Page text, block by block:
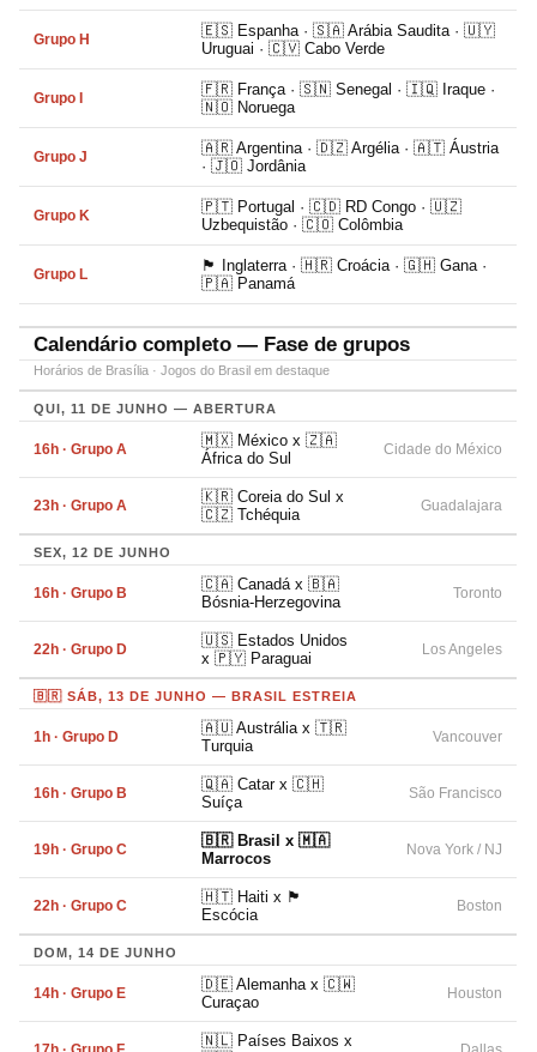
Grupo H
🇪🇸 Espanha · 🇸🇦 Arábia Saudita · 🇺🇾
Uruguai · 🇨🇻 Cabo Verde
Grupo I
🇫🇷 França · 🇸🇳 Senegal · 🇮🇶 Iraque ·
🇳🇴 Noruega
Grupo J
🇦🇷 Argentina · 🇩🇿 Argélia · 🇦🇹 Áustria
· 🇯🇴 Jordânia
Grupo K
🇵🇹 Portugal · 🇨🇩 RD Congo · 🇺🇿
Uzbequistão · 🇨🇴 Colômbia
Grupo L
🏴󠁧󠁢󠁥󠁮󠁧󠁿 Inglaterra · 🇭🇷 Croácia · 🇬🇭 Gana ·
🇵🇦 Panamá
Calendário completo — Fase de grupos
Horários de Brasília · Jogos do Brasil em destaque
QUI, 11 DE JUNHO — ABERTURA
16h · Grupo A
🇲🇽 México x 🇿🇦
África do Sul
Cidade do México
23h · Grupo A
🇰🇷 Coreia do Sul x
🇨🇿 Tchéquia
Guadalajara
SEX, 12 DE JUNHO
16h · Grupo B
🇨🇦 Canadá x 🇧🇦
Bósnia-Herzegovina
Toronto
22h · Grupo D
🇺🇸 Estados Unidos
x 🇵🇾 Paraguai
Los Angeles
🇧🇷 SÁB, 13 DE JUNHO — BRASIL ESTREIA
1h · Grupo D
🇦🇺 Austrália x 🇹🇷
Turquia
Vancouver
16h · Grupo B
🇶🇦 Catar x 🇨🇭
Suíça
São Francisco
19h · Grupo C
🇧🇷 Brasil x 🇲🇦
Marrocos
Nova York / NJ
22h · Grupo C
🇭🇹 Haiti x 🏴󠁧󠁢󠁳󠁣󠁴󠁿
Escócia
Boston
DOM, 14 DE JUNHO
14h · Grupo E
🇩🇪 Alemanha x 🇨🇼
Curaçao
Houston
🇳🇱 Países Baixos x